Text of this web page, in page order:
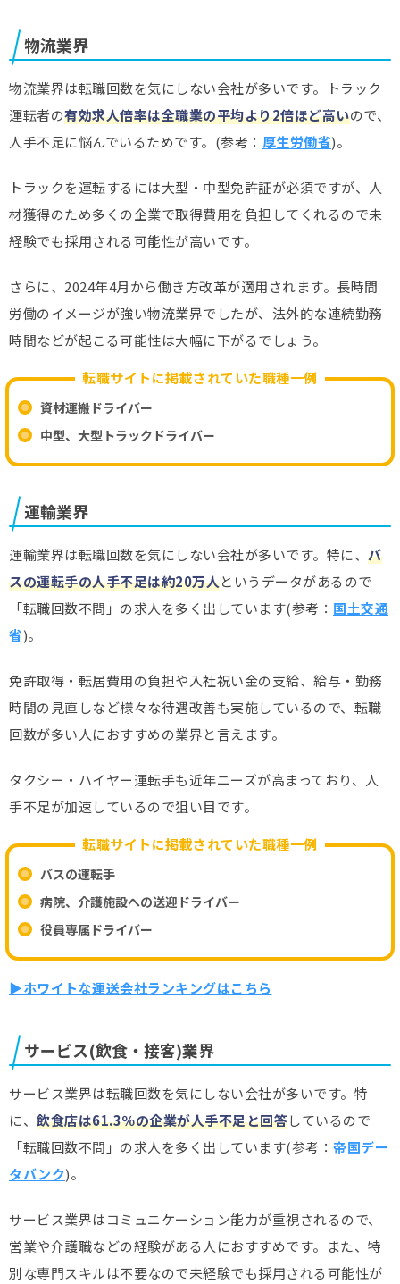
物流業界
物流業界は転職回数を気にしない会社が多いです。トラック
運転者の有効求人倍率は全職業の平均より2倍ほど高いので、
人手不足に悩んでいるためです。(参考： 厚生労働省)。
トラックを運転するには大型・中型免許証が必須ですが、人
材獲得のため多くの企業で取得費用を負担してくれるので未
経験でも採用される可能性が高いです。
さらに、2024年4月から働き方改革が適用されます。長時間
労働のイメージが強い物流業界でしたが、法外的な連続勤務
時間などが起こる可能性は大幅に下がるでしょう。
転職サイトに掲載されていた職種一例
資材運搬ドライバー
中型、大型トラックドライバー
運輸業界
運輸業界は転職回数を気にしない会社が多いです。特に、 バ
スの運転手の人手不足は約20万人というデータがあるので
「転職回数不問」の求人を多く出しています(参考： 国土交通
省)。
免許取得・転居費用の負担や入社祝い金の支給、給与・勤務
時間の見直しなど様々な待遇改善も実施しているので、転職
回数が多い人におすすめの業界と言えます。
タクシー・ハイヤー運転手も近年ニーズが高まっており、人
手不足が加速しているので狙い目です。
転職サイトに掲載されていた職種一例
バスの運転手
病院、介護施設への送迎ドライバー
役員専属ドライバー
▶ホワイトな運送会社ランキングはこちら
サービス(飲食・接客)業界
サービス業界は転職回数を気にしない会社が多いです。特
に、 飲食店は61.3％の企業が人手不足と回答しているので
「転職回数不問」の求人を多く出しています(参考： 帝国デー
タバンク)。
サービス業界はコミュニケーション能力が重視されるので、
営業や介護職などの経験がある人におすすめです。また、特
別な専門スキルは不要なので未経験でも採用される可能性が